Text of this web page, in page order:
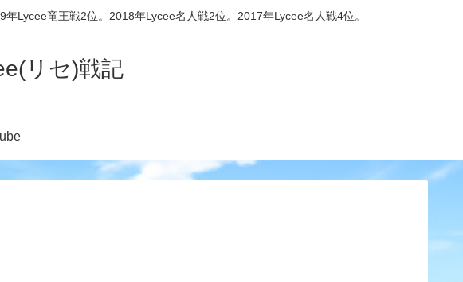
Lycee竜王戦2位。2018年Lycee名人戦2位。2017年Lycee名人戦4位。
リセ)戦記